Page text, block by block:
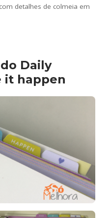
detalhes de colmeia em
Daily
it happen